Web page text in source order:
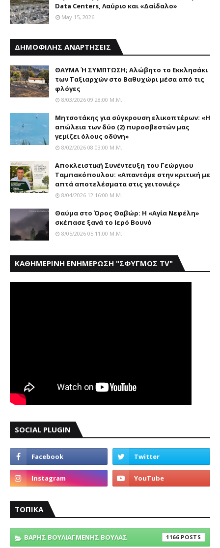
Data Centers, Λαύριο και «Δαίδαλο»
May 15, 2026
ΔΗΜΟΦΙΛΗΣ ΑΝΑΡΤΗΣΕΙΣ
ΘΑΥΜΑ Ή ΣΥΜΠΤΩΣΗ; Aλώβητο το Eκκλησάκι
των Tαξιαρχών στο Bαθυχώρι μέσα από τις
φλόγες
8/03/2026 09:28:00 Μ.μ.
Μητσοτάκης για σύγκρουση ελικοπτέρων: «Η
απώλεια των δύο (2) πυροσβεστών μας
γεμίζει όλους οδύνη»
8/02/2026 08:03:00 Μ.μ.
Αποκλειστική Συνέντευξη του Γεώργιου
Ταμπακόπουλου: «Απαντάμε στην κριτική με
απτά αποτελέσματα στις γειτονιές»
8/04/2026 12:16:00 Μ.μ.
Θαύμα στο Όρος Θαβώρ: H «Aγία Nεφέλη»
σκέπασε ξανά το Iερό Bουνό
8/05/2026 05:11:00 Μ.μ.
ΚΑΘΗΜΕΡΙΝΗ ΕΝΗΜΕΡΩΣΗ "ΣΦΥΓΜΟΣ TV"
SOCIAL PLUGIN
ΤΟΠΙΚΑ
ΒΑΡΗΣ ΒΟΥΛΙΑΓΜΕΝΗΣ ΒΟΥΛΑΣ 1166